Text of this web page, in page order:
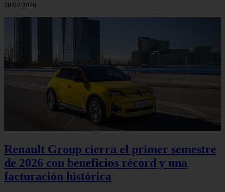
30/07/2026
Renault Group cierra el primer semestre
de 2026 con beneficios récord y una
facturación histórica